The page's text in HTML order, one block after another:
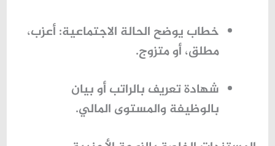
خطاب يوضح الحالة الاجتماعية: أعزب،
مطلق، أو متزوج.
شهادة تعريف بالراتب أو بيان
بالوظيفة والمستوى المالي.